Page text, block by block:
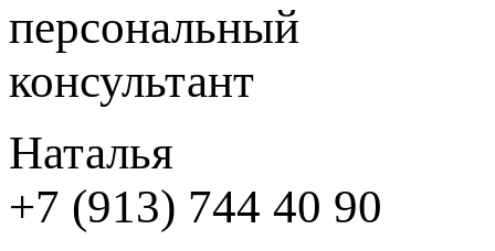
персональный
консультант
Наталья
+7 (913) 744 40 90